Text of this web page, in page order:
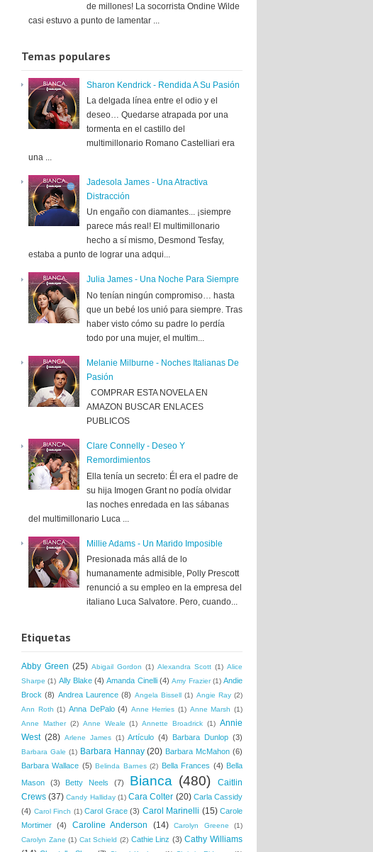
de millones! La socorrista Ondine Wilde
casi estuvo a punto de lamentar ...
Temas populares
Sharon Kendrick - Rendida A Su Pasión
La delgada línea entre el odio y el
deseo… Quedarse atrapada por una
tormenta en el castillo del
multimillonario Romano Castelliari era
una ...
Jadesola James - Una Atractiva
Distracción
Un engaño con diamantes... ¡siempre
parece más real! El multimillonario
hecho a sí mismo, Desmond Tesfay,
estaba a punto de lograr una adqui...
Julia James - Una Noche Para Siempre
No tenían ningún compromiso… hasta
que un bebé los unió para siempre. Tras
haber visto cómo su padre lo perdía
todo por una mujer, el multim...
Melanie Milburne - Noches Italianas De
Pasión
COMPRAR ESTA NOVELA EN
AMAZON BUSCAR ENLACES
PUBLICOS
Clare Connelly - Deseo Y
Remordimientos
Ella tenía un secreto: Él era el padre de
su hija Imogen Grant no podía olvidar
las noches enredada en las sábanas
del multimillonario Luca ...
Millie Adams - Un Marido Imposible
Presionada más allá de lo
humanamente admisible, Polly Prescott
renunció a su empleo en la empresa del
italiano Luca Salvatore. Pero, cuando...
Etiquetas
Abby Green (25) Abigail Gordon (1) Alexandra Scott (1) Alice
Sharpe (1) Ally Blake (4) Amanda Cinelli (4) Amy Frazier (1) Andie
Brock (8) Andrea Laurence (8) Angela Bissell (1) Angie Ray (2)
Ann Roth (1) Anna DePalo (4) Anne Herries (1) Anne Marsh (1)
Anne Mather (2) Anne Weale (1) Annette Broadrick (1) Annie
West (28) Arlene James (1) Artículo (4) Barbara Dunlop (3)
Barbara Gale (1) Barbara Hannay (20) Barbara McMahon (6)
Barbara Wallace (5) Belinda Barnes (2) Bella Frances (4) Bella
Mason
(3) Betty Neels (7) Bianca (480)
Caitlin
Crews (37) Candy Halliday (1) Cara Colter (20) Carla Cassidy
(4) Carol Finch (1) Carol Grace (3) Carol Marinelli (15) Carole
Mortimer
(4) Caroline Anderson (14) Carolyn Greene
(1)
Carolyn Zane (1) Cat Schield (2) Cathie Linz (3) Cathy Williams